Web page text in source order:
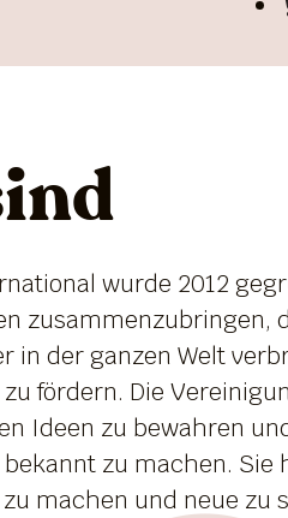
wurde 2012
zusammenzubringen,
in der ganzen Welt
fördern. Die
Ideen zu bewahren
zu machen. Sie
machen und neue zu